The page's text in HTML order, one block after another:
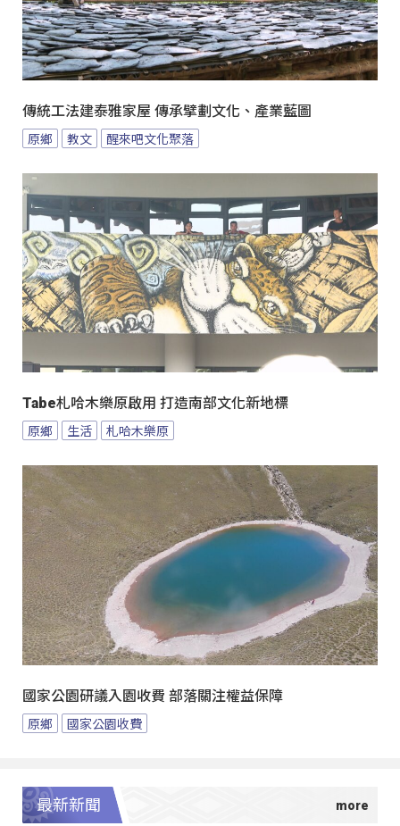
傳統工法建泰雅家屋 傳承擘劃文化、產業藍圖
原鄉 教文 醒來吧文化聚落
Tabe札哈木樂原啟用 打造南部文化新地標
原鄉 生活 札哈木樂原
國家公園研議入園收費 部落關注權益保障
原鄉 國家公園收費
最新新聞